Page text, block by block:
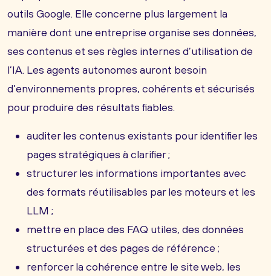
outils Google. Elle concerne plus largement la
manière dont une entreprise organise ses données,
ses contenus et ses règles internes d’utilisation de
l’IA. Les agents autonomes auront besoin
d’environnements propres, cohérents et sécurisés
pour produire des résultats fiables.
auditer les contenus existants pour identifier les
pages stratégiques à clarifier ;
structurer les informations importantes avec
des formats réutilisables par les moteurs et les
LLM ;
mettre en place des FAQ utiles, des données
structurées et des pages de référence ;
renforcer la cohérence entre le site web, les